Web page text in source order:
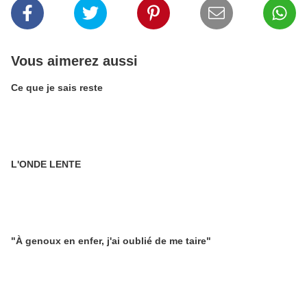
Vous aimerez aussi
Ce que je sais reste
L'ONDE LENTE
"À genoux en enfer, j'ai oublié de me taire"